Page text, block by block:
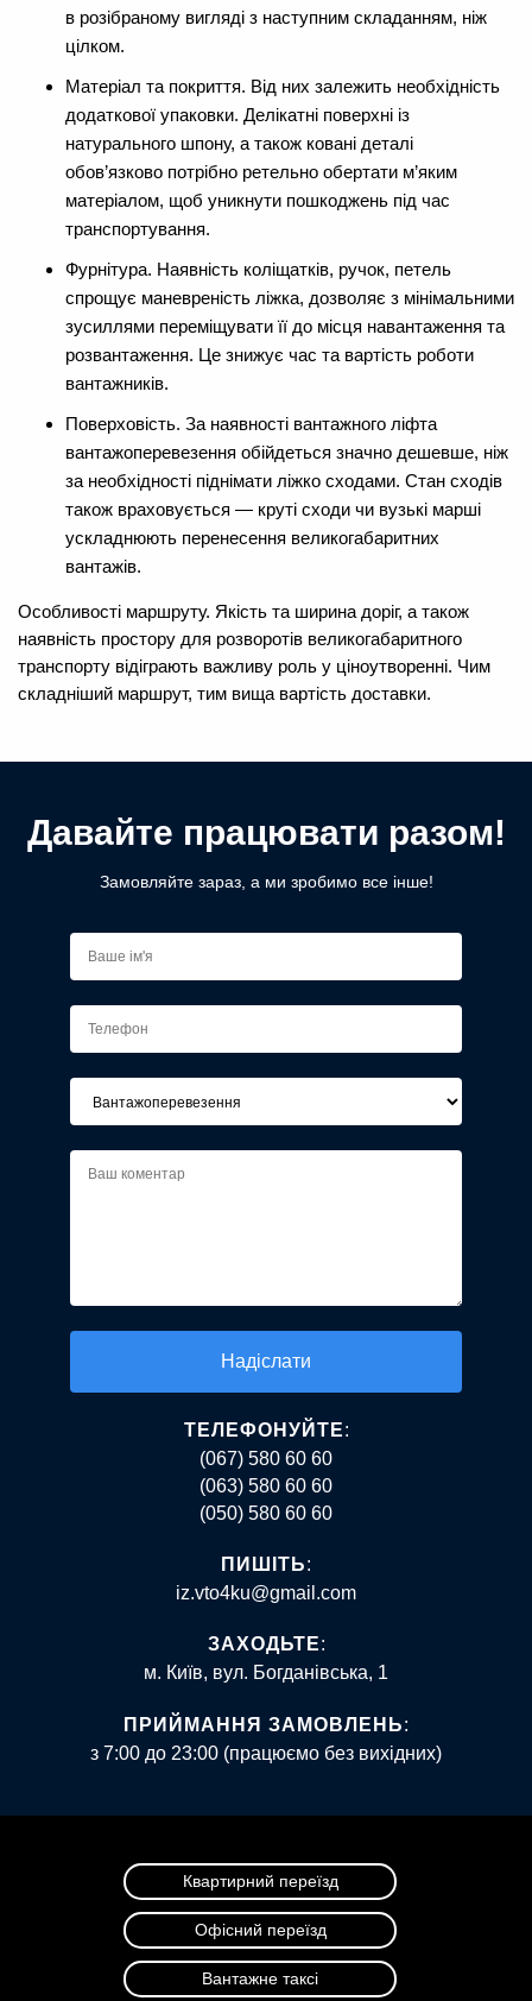
в розібраному вигляді з наступним складанням, ніж
цілком.
Матеріал та покриття. Від них залежить необхідність
додаткової упаковки. Делікатні поверхні із
натурального шпону, а також ковані деталі
обов’язково потрібно ретельно обертати м’яким
матеріалом, щоб уникнути пошкоджень під час
транспортування.
Фурнітура. Наявність коліщатків, ручок, петель
спрощує маневреність ліжка, дозволяє з мінімальними
зусиллями переміщувати її до місця навантаження та
розвантаження. Це знижує час та вартість роботи
вантажників.
Поверховість. За наявності вантажного ліфта
вантажоперевезення обійдеться значно дешевше, ніж
за необхідності піднімати ліжко сходами. Стан сходів
також враховується — круті сходи чи вузькі марші
ускладнюють перенесення великогабаритних
вантажів.
Особливості маршруту. Якість та ширина доріг, а також
наявність простору для розворотів великогабаритного
транспорту відіграють важливу роль у ціноутворенні. Чим
складніший маршрут, тим вища вартість доставки.
Давайте працювати разом!
Замовляйте зараз, а ми зробимо все інше!
ТЕЛЕФОНУЙТЕ:
(067) 580 60 60
(063) 580 60 60
(050) 580 60 60
ПИШІТЬ:
iz.vto4ku@gmail.com
ЗАХОДЬТЕ:
м. Київ, вул. Богданівська, 1
ПРИЙМАННЯ ЗАМОВЛЕНЬ:
з 7:00 до 23:00 (працюємо без вихідних)
Квартирний переїзд
Офісний переїзд
Вантажне таксі